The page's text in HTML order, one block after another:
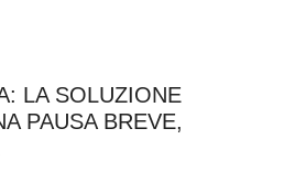
LA SOLUZIONE
PAUSA BREVE,